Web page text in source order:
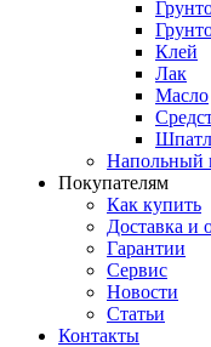
Клей
Лак
Масло
Напольный
Покупателям
Как купить
Доставка и
Гарантии
Сервис
Новости
Статьи
Контакты